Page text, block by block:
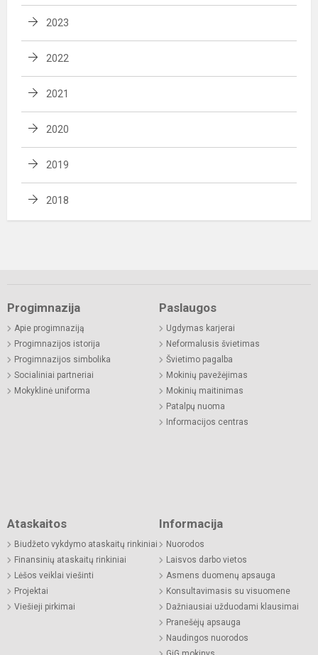
2023
2022
2021
2020
2019
2018
Progimnazija
Apie progimnaziją
Progimnazijos istorija
Progimnazijos simbolika
Socialiniai partneriai
Mokyklinė uniforma
Paslaugos
Ugdymas karjerai
Neformalusis švietimas
Švietimo pagalba
Mokinių pavežėjimas
Mokinių maitinimas
Patalpų nuoma
Informacijos centras
Ataskaitos
Biudžeto vykdymo ataskaitų rinkiniai
Finansinių ataskaitų rinkiniai
Lėšos veiklai viešinti
Projektai
Viešieji pirkimai
Informacija
Nuorodos
Laisvos darbo vietos
Asmens duomenų apsauga
Konsultavimasis su visuomene
Dažniausiai užduodami klausimai
Pranešėjų apsauga
Naudingos nuorodos